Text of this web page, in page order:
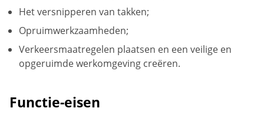
Het versnipperen van takken;
Opruimwerkzaamheden;
Verkeersmaatregelen plaatsen en een veilige en
opgeruimde werkomgeving creëren.
Functie-eisen